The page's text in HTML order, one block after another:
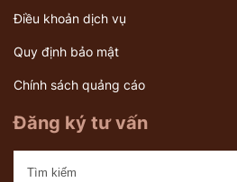
Điều khoản dịch vụ
Quy định bảo mật
Chính sách quảng cáo
Đăng ký tư vấn